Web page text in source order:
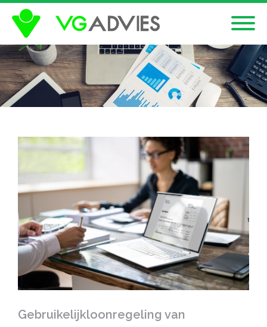
Gebruikelijkloonregeling van